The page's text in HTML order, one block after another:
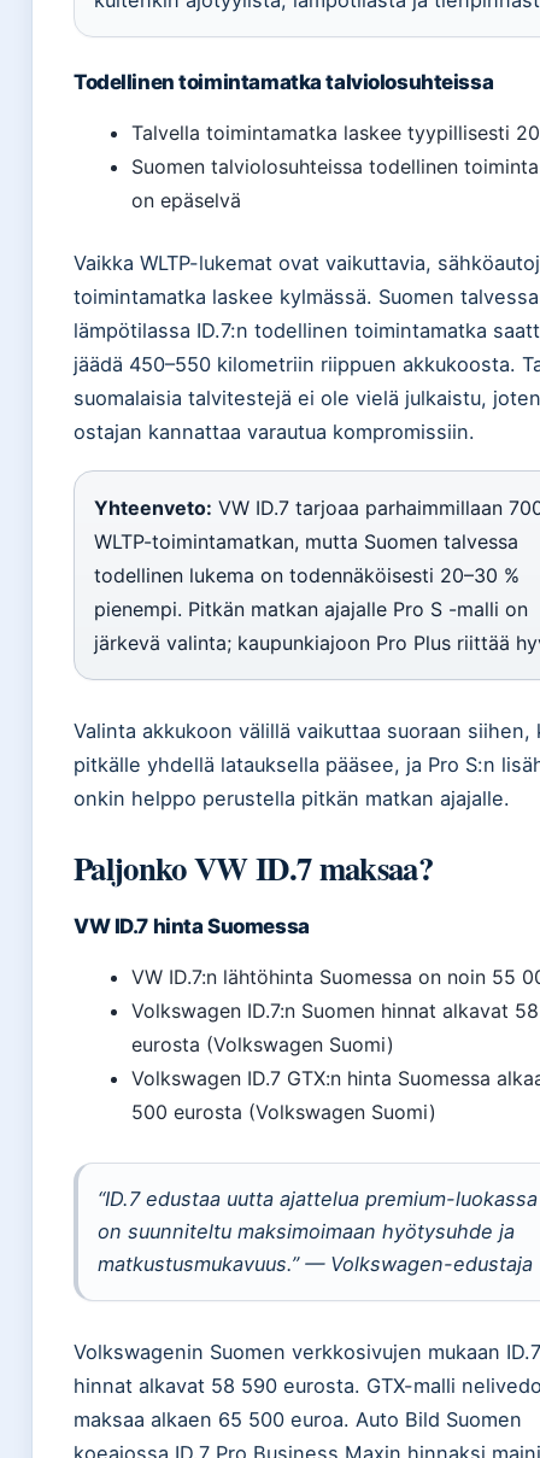
Todellinen toimintamatka talviolosuhteissa
Talvella toimintamatka laskee tyypillisesti
Suomen talviolosuhteissa todellinen
on epäselvä
Vaikka WLTP-lukemat ovat vaikuttavia,
toimintamatka laskee kylmässä. Suomen talvessa
lämpötilassa ID.7:n todellinen toimintamatka
jäädä 450–550 kilometriin riippuen akkukoosta.
suomalaisia talvitestejä ei ole vielä julkaistu, joten
ostajan kannattaa varautua kompromissiin.
Yhteenveto: VW ID.7 tarjoaa parhaimmillaan
WLTP-toimintamatkan, mutta Suomen talvessa
todellinen lukema on todennäköisesti 20–30 %
pienempi. Pitkän matkan ajajalle Pro S -malli on
järkevä valinta; kaupunkiajoon Pro Plus riittää
Valinta akkukoon välillä vaikuttaa suoraan siihen,
pitkälle yhdellä latauksella pääsee, ja Pro S:n
onkin helppo perustella pitkän matkan ajajalle.
Paljonko VW ID.7 maksaa?
VW ID.7 hinta Suomessa
VW ID.7:n lähtöhinta Suomessa on noin 55
Volkswagen ID.7:n Suomen hinnat alkavat
eurosta (Volkswagen Suomi)
Volkswagen ID.7 GTX:n hinta Suomessa
500 eurosta (Volkswagen Suomi)
“ID.7 edustaa uutta ajattelua premium-
on suunniteltu maksimoimaan hyötysuhde ja
matkustusmukavuus.” — Volkswagen-edustaja
Volkswagenin Suomen verkkosivujen mukaan
hinnat alkavat 58 590 eurosta. GTX-malli
maksaa alkaen 65 500 euroa. Auto Bild Suomen
koeajossa ID.7 Pro Business Maxin hinnaksi